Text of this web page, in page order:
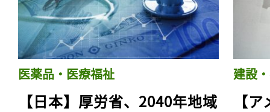
医薬品・医療福祉
【日本】厚労省、2040年地域
建設
【